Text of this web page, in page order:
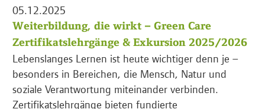
05.12.2025
Weiterbildung, die wirkt – Green Care
Zertifikatslehrgänge & Exkursion 2025/2026
Lebenslanges Lernen ist heute wichtiger denn je –
besonders in Bereichen, die Mensch, Natur und
soziale Verantwortung miteinander verbinden.
Zertifikatslehrgänge bieten fundierte